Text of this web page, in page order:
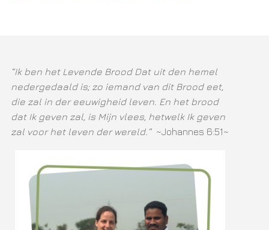
“Ik ben het Levende Brood Dat uit den hemel
nedergedaald is; zo iemand van dit Brood eet,
die zal in der eeuwigheid leven. En het brood
dat Ik geven zal, is Mijn vlees, hetwelk Ik geven
zal voor het leven der wereld.” ~Johannes 6:51~